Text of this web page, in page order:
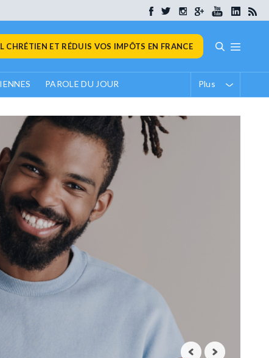
CHRÉTIEN ET RÉDUIS VOS IMPÔTS EN FRANCE
PAROLE DU JOUR Plus